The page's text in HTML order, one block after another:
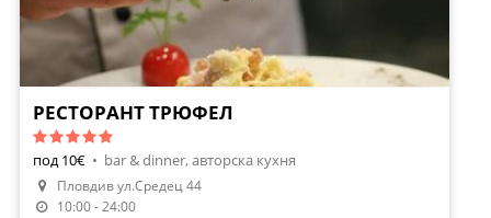
Направи Резервация
РЕСТОРАНТ ТРЮФЕЛ
под 10€ • bar & dinner, авторска кухня
Пловдив ул.Средец 44
10:00 - 24:00